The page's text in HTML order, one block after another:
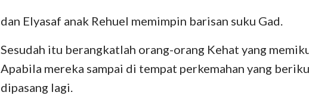
dan Elyasaf anak Rehuel memimpin barisan suku Gad.
Sesudah itu berangkatlah orang-orang Kehat yang
Apabila mereka sampai di tempat perkemahan yang
dipasang lagi.